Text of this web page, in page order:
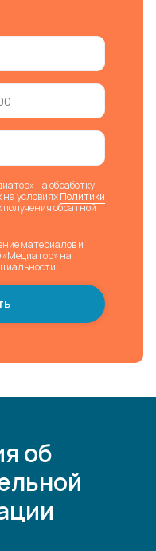
на обработку
условияхПолитики
обратной
материалов и
на
об